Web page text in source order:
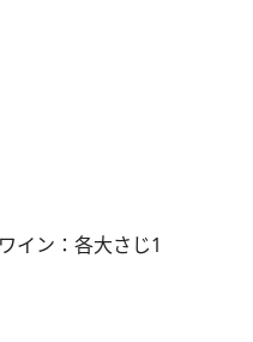
イン：各大さじ1